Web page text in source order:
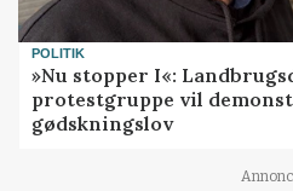
POLITIK
»Nu stopper I«:
protestgruppe vil
gødskningslov